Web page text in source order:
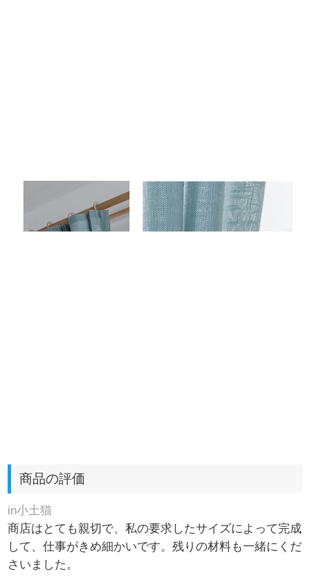
商品の評価
in小土猫
商店はとても親切で、私の要求したサイズによって完成
して、仕事がきめ細かいです。残りの材料も一緒にくだ
さいました。